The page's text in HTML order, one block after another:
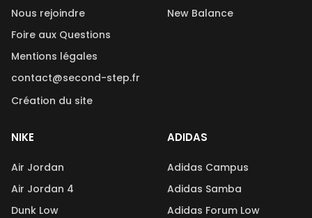
Nous rejoindre
Foire aux Questions
Mentions légales
contact@second-step.fr
Création du site
New Balance
NIKE
Air Jordan
Air Jordan 4
Dunk Low
ADIDAS
Adidas Campus
Adidas Samba
Adidas Forum Low